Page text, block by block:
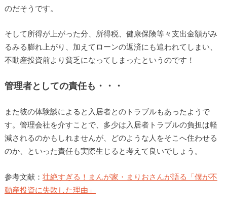
のだそうです。
そして所得が上がった分、所得税、健康保険等々支出金額がみ
るみる膨れ上がり、加えてローンの返済にも追われてしまい、
不動産投資前より貧乏になってしまったというのです！
管理者としての責任も・・・
また彼の体験談によると入居者とのトラブルもあったようで
す。管理会社を介すことで、多少は入居者トラブルの負担は軽
減されるのかもしれませんが、どのような人をそこへ住わせる
のか、といった責任も実際生じると考えて良いでしょう。
参考文献： 壮絶すぎる！まんが家・まりおさんが語る「僕が不
動産投資に失敗した理由」